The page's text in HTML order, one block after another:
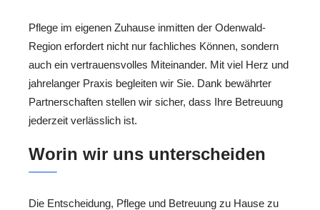
Pflege im eigenen Zuhause inmitten der Odenwald-
Region erfordert nicht nur fachliches Können, sondern
auch ein vertrauensvolles Miteinander. Mit viel Herz und
jahrelanger Praxis begleiten wir Sie. Dank bewährter
Partnerschaften stellen wir sicher, dass Ihre Betreuung
jederzeit verlässlich ist.
Worin wir uns unterscheiden
Die Entscheidung, Pflege und Betreuung zu Hause zu